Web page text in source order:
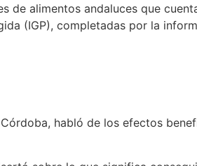
de alimentos andaluces que
(IGP), completadas por la
habló de los efectos